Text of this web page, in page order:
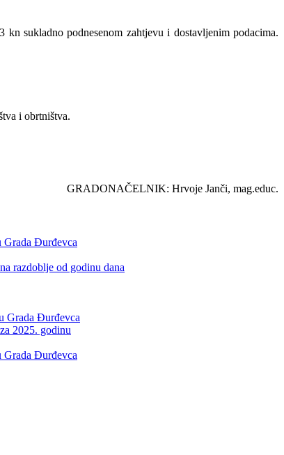
sukladno podnesenom zahtjevu i dostavljenim podacima.
i obrtništva.
GRADONAČELNIK: Hrvoje Janči, mag.educ.
Grada Đurđevca
razdoblje od godinu dana
Grada Đurđevca
2025. godinu
Grada Đurđevca